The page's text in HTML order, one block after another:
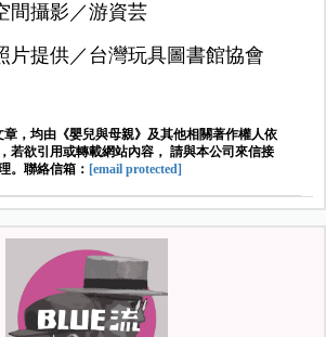
間攝影／游資芸
片提供／台灣玩具圖書館協會
，均由《嬰兒與母親》及其他相關著作權人依
若欲引用或轉載網站內容， 請與本公司來信接
。聯絡信箱： [email protected]